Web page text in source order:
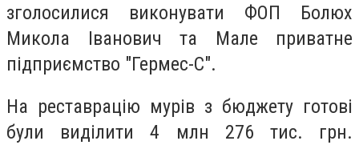
зголосилися виконувати ФОП Болюх
Микола Іванович та Мале приватне
підприємство "Гермес-С".
На реставрацію мурів з бюджету готові
були виділити 4 млн 276 тис. грн.